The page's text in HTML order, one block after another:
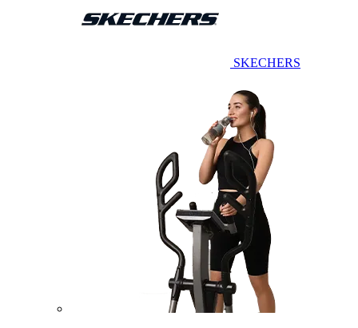
SKECHERS